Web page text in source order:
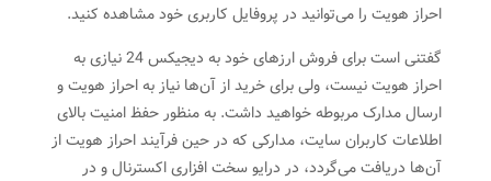
احراز هویت را می‌توانید در پروفایل کاربری خود مشاهده کنید.
گفتنی است برای فروش ارزهای خود به دیجیکس 24 نیازی به
احراز هویت نیست، ولی برای خرید از آن‌ها نیاز به احراز هویت و
ارسال مدارک مربوطه خواهید داشت. به منظور حفظ امنیت بالای
اطلاعات کاربران سایت، مدارکی که در حین فرآیند احراز هویت از
آن‌ها دریافت می‌گردد، در درایو سخت افزاری اکسترنال و در